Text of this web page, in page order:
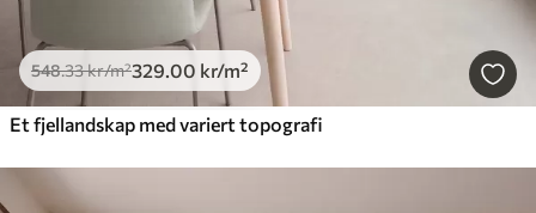
548.33kr/m²329.00 kr/m²
Et fjellandskap med variert topografi